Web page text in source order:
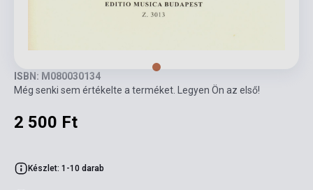
ISBN: M080030134
Még senki sem értékelte a terméket. Legyen Ön az első!
2 500 Ft
Készlet: 1-10 darab